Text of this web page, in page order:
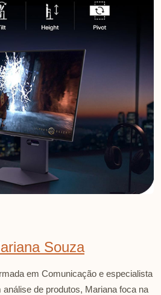
Souza
em Comunicação e especialista
análise de produtos, Mariana foca na